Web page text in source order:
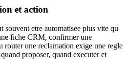
et action
souvent etre automatisee plus vite qu
fiche CRM, confirmer une
router une reclamation exige une regle
proposer, quand executer et